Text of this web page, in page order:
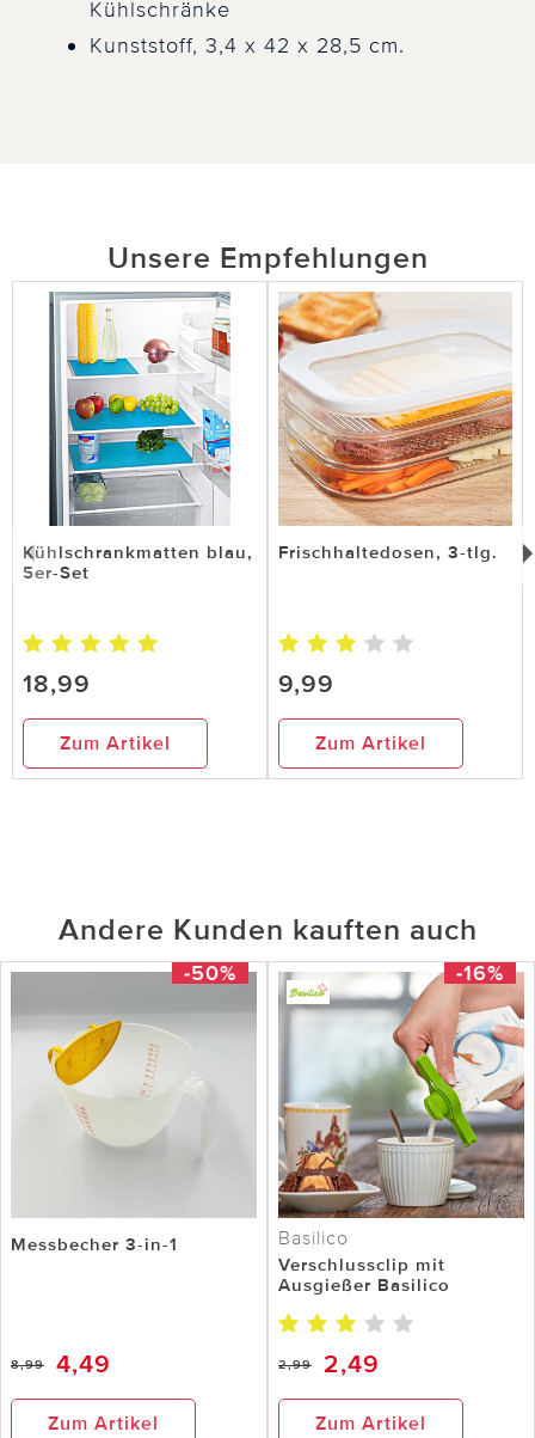
Kühlschränke
Kunststoff, 3,4 x 42 x 28,5 cm.
Unsere Empfehlungen
Kühlschrankmatten blau,
5er-Set
18,99
Zum Artikel
Frischhaltedosen, 3-tlg.
9,99
Zum Artikel
Andere Kunden kauften auch
-50%
Messbecher 3-in-1
8,99 4,49
Zum Artikel
-16%
Basilico
Verschlussclip mit
Ausgießer Basilico
2,99 2,49
Zum Artikel